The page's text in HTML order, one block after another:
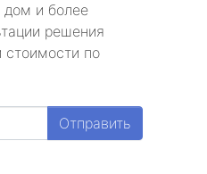
дом и более
решения
по
Отправить